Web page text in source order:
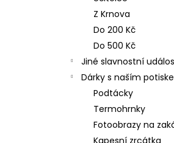
Z Krnova
Do 200 Kč
Do 500 Kč
Jiné slavnostní
Dárky s naším
Podtácky
Termohrnky
Fotoobrazy na
Kapesní zrcátka
NEREZOVÁ LŽIČKA -